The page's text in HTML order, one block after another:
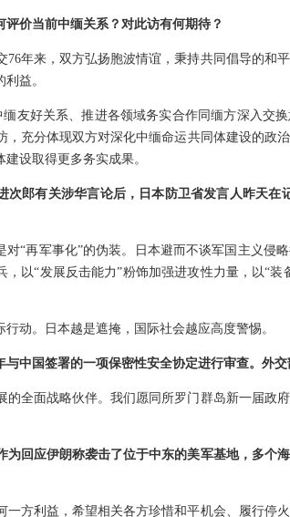
评价当前中缅关系？对此访有何期待？
年来，双方弘扬胞波情谊，秉持共同倡导的和
益。
友好关系、推进各领域务实合作同缅方深入交
充分体现双方对深化中缅命运共同体建设的政
设取得更多务实成果。
郎有关涉华言论后，日本防卫省发言人昨天在
“再军事化”的伪装。日本避而不谈军国主义侵
以“发展反击能力”粉饰加强进攻性力量，以“
动。日本越是遮掩，国际社会越应高度警惕。
中国签署的一项保密性安全协定进行审查。外交
全面战略伙伴。我们愿同所罗门群岛新一届政
回应伊朗称袭击了位于中东的美军基地，多个
方利益，希望相关各方珍惜和平机会、履行停